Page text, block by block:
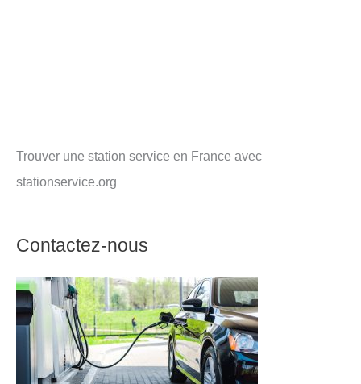
Trouver une station service en France avec
stationservice.org
Contactez-nous